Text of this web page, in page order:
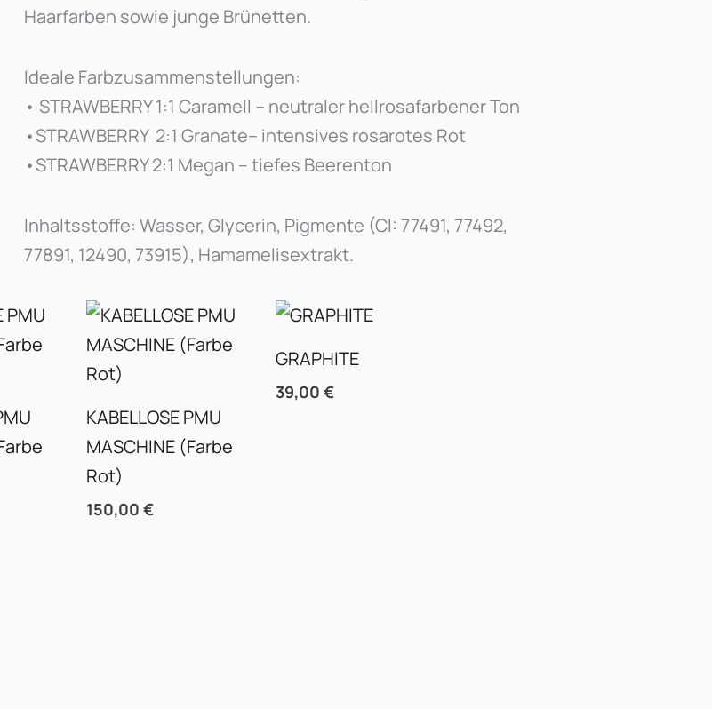
Haarfarben sowie junge Brünetten.
Ideale Farbzusammenstellungen:
• STRAWBERRY 1:1 Caramell – neutraler hellrosafarbener Ton
•STRAWBERRY 2:1 Granate– intensives rosarotes Rot
•STRAWBERRY 2:1 Megan – tiefes Beerenton
Inhaltsstoffe: Wasser, Glycerin, Pigmente (CI: 77491, 77492,
77891, 12490, 73915), Hamamelisextrakt.
KABELLOSE PMU
MASCHINE (Farbe
Rot)
150,00 €
GRAPHITE
39,00 €